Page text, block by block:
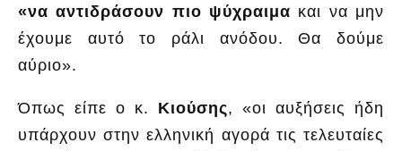
«να αντιδράσουν πιο ψύχραιμα και να μην
έχουμε αυτό το ράλι ανόδου. Θα δούμε
αύριο».
Όπως είπε ο κ. Κιούσης, «οι αυξήσεις ήδη
υπάρχουν στην ελληνική αγορά τις τελευταίες